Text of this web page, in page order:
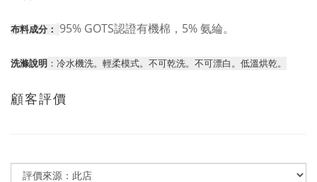
布料成分： 95% GOTS認證有機棉，5% 氨綸。
洗滌說明 ：冷水機洗。輕柔模式。不可乾洗。不可漂白。低溫烘乾。
顧客評價